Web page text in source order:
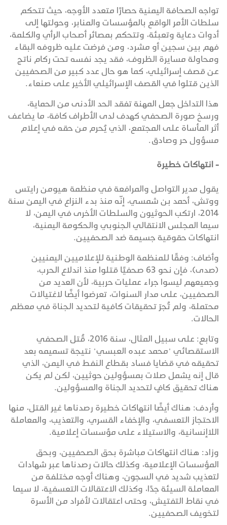
تواجه الصحافة اليمنية حصارًا متعدد الأوجه، حيث تتحكم
سلطات الأمر الواقع بالمؤسسات والمنابر، وحولتها إلى
أدوات دعاية وتعبئة، وتتحكم بمصائر أصحاب الرأي والكلمة،
فهم بين سجين أو مشرد، ومن فرضت عليه ظروفه البقاء
ومحاولة مسايرة الظروف، فقد يجد نفسه تحت ركام ناتج
عن قصف إسرائيلي، كما هو حال عدد كبير من الصحفيين
الذين قتلوا في القصف الإسرائيلي الأخير على صنعاء.
هذا التداخل جعل المهنة تفقد الحد الأدنى من الحماية،
ورسخ صورة الصحفي كهدف لدى الأطراف كافة، ما يضاعف
أثر المأساة على المجتمع، الذي يُحرم من حقه في إعلام
مسؤول حر وصادق.
- انتهاكات خطيرة
يقول مدير التواصل والمرافعة في منظمة هيومن رايتس
ووتش، أحمد بن شمسي، إنّه منذ بدء النزاع في اليمن سنة
2014، ارتكب الحوثيون والسلطات الأخرى في اليمن، لا
سيما المجلس الانتقالي الجنوبي والحكومة اليمنية،
انتهاكات حقوقية جسيمة ضد الصحفيين.
وأضاف: وفقًا للمنظمة الوطنية للإعلاميين اليمنيين
(صدى)، فإن نحو 63 صحفيًا قتلوا منذ اندلاع الحرب،
وجميعهم ليسوا جراء عمليات حربية، لأن العديد من
الصحفيين، على مدار السنوات، تعرضوا أيضًا لاغتيالات
محتملة، ولم تُجرَ تحقيقات كافية لتحديد الجناة في معظم
الحالات.
وتابع: على سبيل المثال، سنة 2016، قُتل الصحفي
الاستقصائي "محمد عبده العبسي" نتيجة تسميمه بعد
تحقيقه في قضايا فساد بقطاع النفط في اليمن، الذي
قال إنه يشمل صلات بمسؤولين حوثيين، لكن لم يكن
هناك تحقيق كافٍ لتحديد الجناة والمسؤولين.
وأردف: هناك أيضًا انتهاكات خطيرة رصدناها غير القتل، منها
الاحتجاز التعسفي، والإخفاء القسري، والتعذيب، والمعاملة
اللاإنسانية، والاستيلاء على مؤسسات إعلامية.
وزاد: هناك انتهاكات مباشرة بحق الصحفيين، وبحق
المؤسسات الإعلامية، وكذلك حالات رصدناها عبر شهادات
لتعذيب شديد في السجون، وهناك أوجه مختلفة من
المعاملة السيئة جدًا، وكذلك الاعتقالات التعسفية، لا سيما
في نقاط التفتيش، وحتى اعتقالات لأفراد من الأسرة
لتخويف الصحفيين.